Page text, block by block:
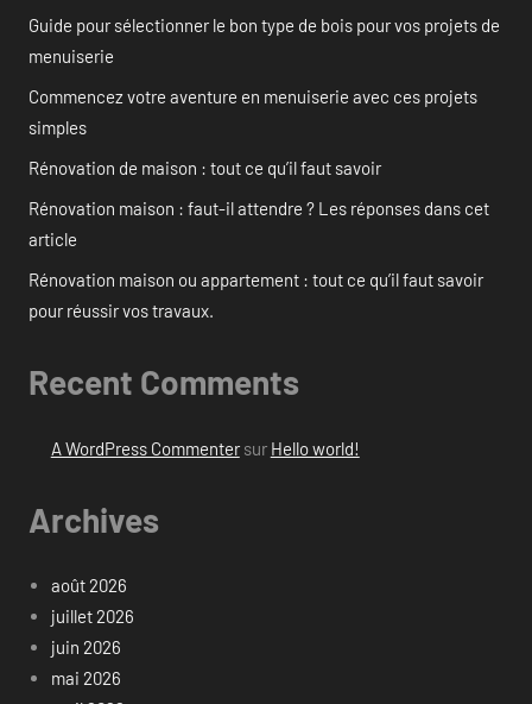
Guide pour sélectionner le bon type de bois pour vos projets de
menuiserie
Commencez votre aventure en menuiserie avec ces projets
simples
Rénovation de maison : tout ce qu’il faut savoir
Rénovation maison : faut-il attendre ? Les réponses dans cet
article
Rénovation maison ou appartement : tout ce qu’il faut savoir
pour réussir vos travaux.
Recent Comments
A WordPress Commentersur Hello world!
Archives
août 2026
juillet 2026
juin 2026
mai 2026